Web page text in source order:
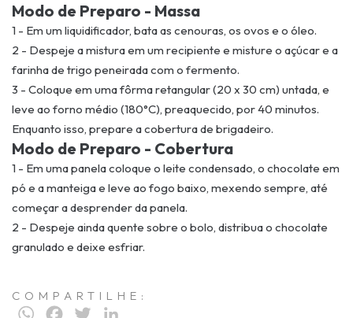
Modo de Preparo - Massa
1 - Em um liquidificador, bata as cenouras, os ovos e o óleo.
2 - Despeje a mistura em um recipiente e misture o açúcar e a
farinha de trigo peneirada com o fermento.
3 - Coloque em uma fôrma retangular (20 x 30 cm) untada, e
leve ao forno médio (180°C), preaquecido, por 40 minutos.
Enquanto isso, prepare a cobertura de brigadeiro.
Modo de Preparo - Cobertura
1 - Em uma panela coloque o leite condensado, o chocolate em
pó e a manteiga e leve ao fogo baixo, mexendo sempre, até
começar a desprender da panela.
2 - Despeje ainda quente sobre o bolo, distribua o chocolate
granulado e deixe esfriar.
COMPARTILHE:
WhatsAppFacebook
Twitter